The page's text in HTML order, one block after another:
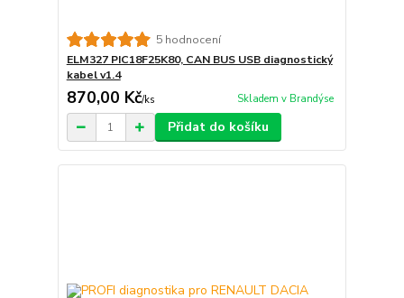
5 hodnocení
ELM327 PIC18F25K80, CAN BUS USB diagnostický
kabel v1.4
870,00 Kč/ks Skladem v Brandýse
Přidat do košíku